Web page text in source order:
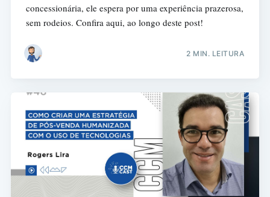
concessionária, ele espera por uma experiência prazerosa,
sem rodeios. Confira aqui, ao longo deste post!
2 MIN. LEITURA